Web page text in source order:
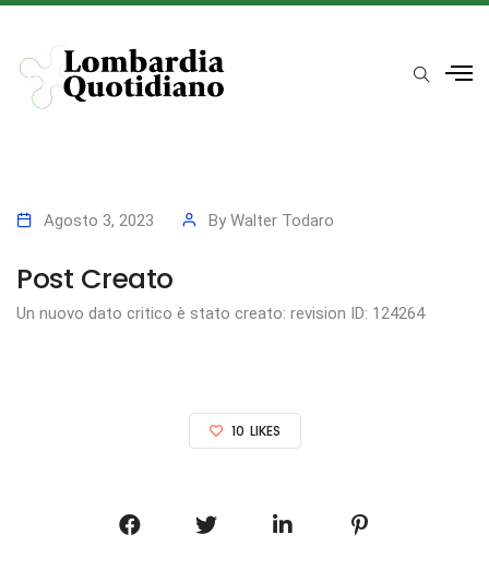
Agosto 3, 2023 By Walter Todaro
Post Creato
Un nuovo dato critico è stato creato: revision ID: 124264
10 LIKES